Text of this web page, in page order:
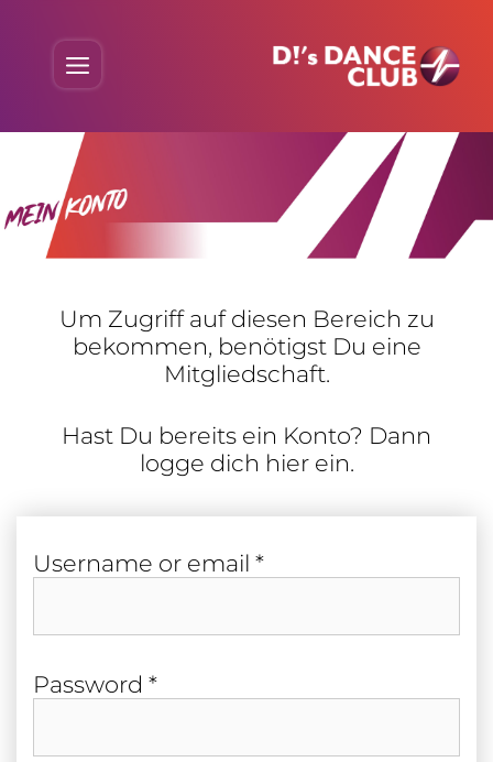
content
Um Zugriff auf diesen Bereich zu
bekommen, benö­tigst Du eine
Mitgliedschaft.
Hast Du bereits ein Konto? Dann
logge dich hier ein.
User­name or email *Required
Pass­word *Required